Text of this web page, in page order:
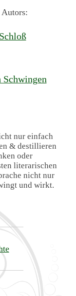
Autors:
Schwingen
nur einfach
& destillieren
oder
literarischen
nicht nur
und wirkt.